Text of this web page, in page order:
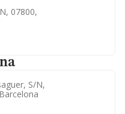
07800,
S/n,